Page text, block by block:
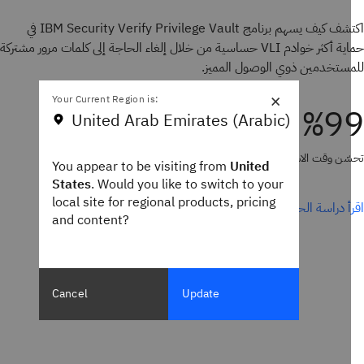
اكتشف كيف يسهم برنامج IBM Security Verify Privilege Vault في
حماية أكثر خوادم VLI حساسية من خلال إلغاء الحاجة إلى كلمات مرور مشتركة
ذوي الوصول المميز.
الاستجابة من 5 أيام إلى ثوانٍ معدودة
دراسة الحالة كاملة.
Your Current Region is:
United Arab Emirates (Arabic)
You appear to be visiting fromUnited
States. Would you like to switch to your
local site for regional products, pricing
and content?
Cancel Update